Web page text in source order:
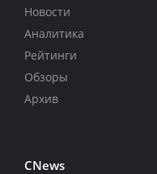
Новости
Аналитика
Рейтинги
Обзоры
Архив
CNews